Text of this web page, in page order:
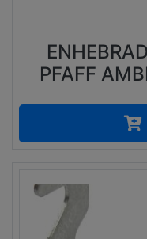
PFAFF